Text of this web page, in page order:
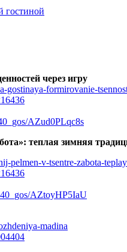
через игру
gostinaya-formirovanie-
AZud0PLqc8s
теплая зимняя
pelmen-v-tsentre-zabota-
AZtoyHP5IaU
madina